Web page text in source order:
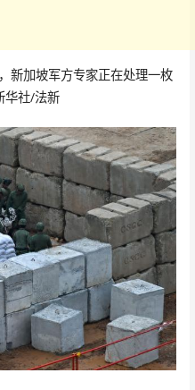
新加坡军方专家正在处理一枚
华社/法新